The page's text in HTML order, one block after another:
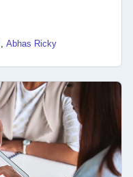
, Abhas Ricky